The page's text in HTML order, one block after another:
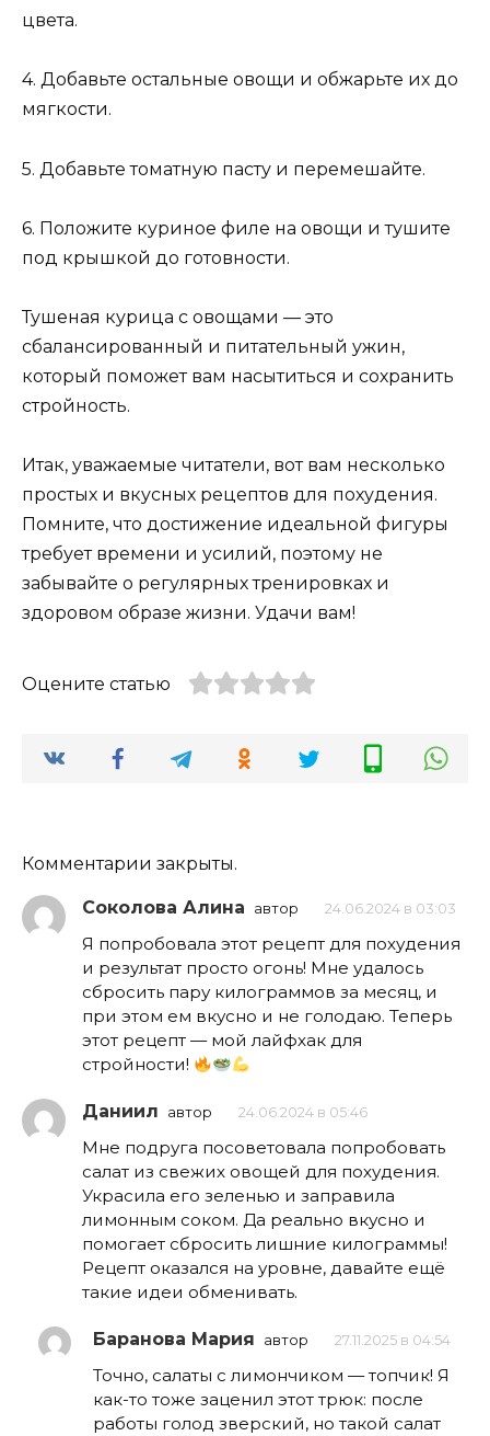
цвета.
4. Добавьте остальные овощи и обжарьте их до
мягкости.
5. Добавьте томатную пасту и перемешайте.
6. Положите куриное филе на овощи и тушите
под крышкой до готовности.
Тушеная курица с овощами — это
сбалансированный и питательный ужин,
который поможет вам насытиться и сохранить
стройность.
Итак, уважаемые читатели, вот вам несколько
простых и вкусных рецептов для похудения.
Помните, что достижение идеальной фигуры
требует времени и усилий, поэтому не
забывайте о регулярных тренировках и
здоровом образе жизни. Удачи вам!
Оцените статью
Комментарии закрыты.
Соколова Алина автор 24.06.2024 в 03:03
Я попробовала этот рецепт для похудения
и результат просто огонь! Мне удалось
сбросить пару килограммов за месяц, и
при этом ем вкусно и не голодаю. Теперь
этот рецепт — мой лайфхак для
стройности!
Даниил автор 24.06.2024 в 05:46
Мне подруга посоветовала попробовать
салат из свежих овощей для похудения.
Украсила его зеленью и заправила
лимонным соком. Да реально вкусно и
помогает сбросить лишние килограммы!
Рецепт оказался на уровне, давайте ещё
такие идеи обменивать.
Баранова Мария автор 27.11.2025 в 04:54
Точно, салаты с лимончиком — топчик! Я
как-то тоже заценил этот трюк: после
работы голод зверский, но такой салат